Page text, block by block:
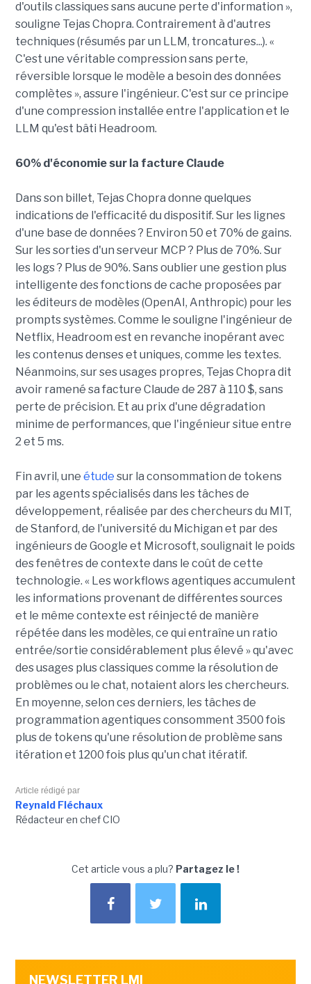
d'outils classiques sans aucune perte d'information »,
souligne Tejas Chopra. Contrairement à d'autres
techniques (résumés par un LLM, troncatures...). «
C'est une véritable compression sans perte,
réversible lorsque le modèle a besoin des données
complètes », assure l'ingénieur. C'est sur ce principe
d'une compression installée entre l'application et le
LLM qu'est bâti Headroom.
60% d'économie sur la facture Claude
Dans son billet, Tejas Chopra donne quelques
indications de l'efficacité du dispositif. Sur les lignes
d'une base de données ? Environ 50 et 70% de gains.
Sur les sorties d'un serveur MCP ? Plus de 70%. Sur
les logs ? Plus de 90%. Sans oublier une gestion plus
intelligente des fonctions de cache proposées par
les éditeurs de modèles (OpenAI, Anthropic) pour les
prompts systèmes. Comme le souligne l'ingénieur de
Netflix, Headroom est en revanche inopérant avec
les contenus denses et uniques, comme les textes.
Néanmoins, sur ses usages propres, Tejas Chopra dit
avoir ramené sa facture Claude de 287 à 110 $, sans
perte de précision. Et au prix d'une dégradation
minime de performances, que l'ingénieur situe entre
2 et 5 ms.
Fin avril, une étude sur la consommation de tokens
par les agents spécialisés dans les tâches de
développement, réalisée par des chercheurs du MIT,
de Stanford, de l'université du Michigan et par des
ingénieurs de Google et Microsoft, soulignait le poids
des fenêtres de contexte dans le coût de cette
technologie. « Les workflows agentiques accumulent
les informations provenant de différentes sources
et le même contexte est réinjecté de manière
répétée dans les modèles, ce qui entraîne un ratio
entrée/sortie considérablement plus élevé » qu'avec
des usages plus classiques comme la résolution de
problèmes ou le chat, notaient alors les chercheurs.
En moyenne, selon ces derniers, les tâches de
programmation agentiques consomment 3500 fois
plus de tokens qu'une résolution de problème sans
itération et 1200 fois plus qu'un chat itératif.
Article rédigé par
Reynald Fléchaux
Rédacteur en chef CIO
Cet article vous a plu? Partagez le !
NEWSLETTER LMI